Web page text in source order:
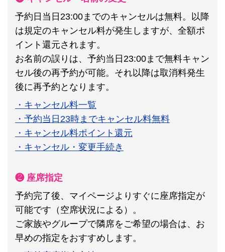
予約日当日23:00までのキャンセルは無料。以降
は規定のキャンセル料が発生しますが、全額ポ
イント還元されます。
お名前の誤りは、予約当日23:00まで無料キャン
セル後の再予約が可能。それ以降は取消料発生
後に再予約となります。
・キャンセル料一覧
・予約当日23時までキャンセル料無料
・キャンセル料ポイント還元
・キャンセル・変更手続き
❷ 座席指定
予約完了後、マイページよりすぐに座席指定が
可能です（空席状況による）。
ご家族やグループで隣席をご希望の場合は、お
早めの指定をおすすめします。